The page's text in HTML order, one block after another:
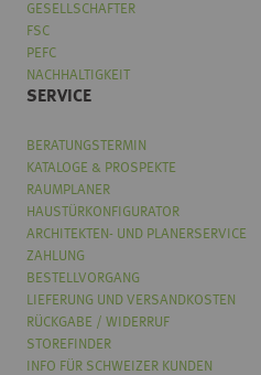
GESELLSCHAFTER
FSC
PEFC
NACHHALTIGKEIT
SERVICE
BERATUNGSTERMIN
KATALOGE & PROSPEKTE
RAUMPLANER
HAUSTÜRKONFIGURATOR
ARCHITEKTEN- UND PLANERSERVICE
ZAHLUNG
BESTELLVORGANG
LIEFERUNG UND VERSANDKOSTEN
RÜCKGABE / WIDERRUF
STOREFINDER
INFO FÜR SCHWEIZER KUNDEN